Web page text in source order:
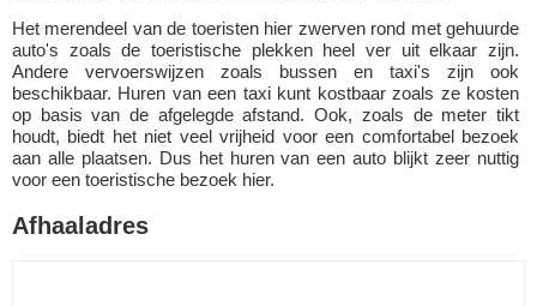
Het merendeel van de toeristen hier zwerven rond met gehuurde
auto's zoals de toeristische plekken heel ver uit elkaar zijn.
Andere vervoerswijzen zoals bussen en taxi's zijn ook
beschikbaar. Huren van een taxi kunt kostbaar zoals ze kosten
op basis van de afgelegde afstand. Ook, zoals de meter tikt
houdt, biedt het niet veel vrijheid voor een comfortabel bezoek
aan alle plaatsen. Dus het huren van een auto blijkt zeer nuttig
voor een toeristische bezoek hier.
Afhaaladres